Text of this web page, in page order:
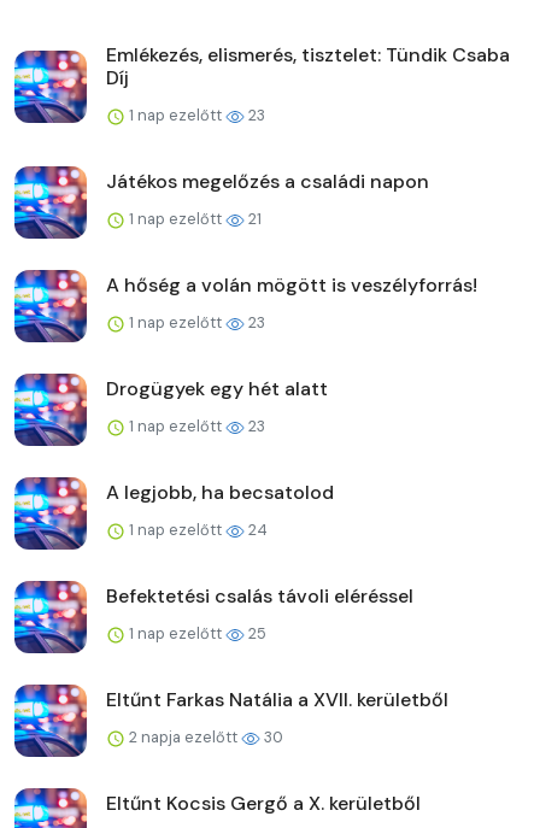
Emlékezés, elismerés, tisztelet: Tündik Csaba
Díj
1 nap ezelőtt 23
Játékos megelőzés a családi napon
1 nap ezelőtt 21
A hőség a volán mögött is veszélyforrás!
1 nap ezelőtt 23
Drogügyek egy hét alatt
1 nap ezelőtt 23
A legjobb, ha becsatolod
1 nap ezelőtt 24
Befektetési csalás távoli eléréssel
1 nap ezelőtt 25
Eltűnt Farkas Natália a XVII. kerületből
2 napja ezelőtt 30
Eltűnt Kocsis Gergő a X. kerületből